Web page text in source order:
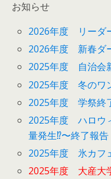
お知らせ
2026年度 リーダ
2026年度 新春ダ
2025年度 自治会
2025年度 冬のワ
2025年度 学祭終
2025年度 ハロウ
量発生⁉︎〜終了報告
2025年度 氷カフ
2025年度 大産大